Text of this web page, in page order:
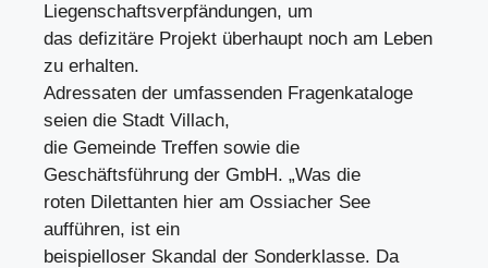
Liegenschaftsverpfändungen, um
das defizitäre Projekt überhaupt noch am Leben
zu erhalten.
Adressaten der umfassenden Fragenkataloge
seien die Stadt Villach,
die Gemeinde Treffen sowie die
Geschäftsführung der GmbH. „Was die
roten Dilettanten hier am Ossiacher See
aufführen, ist ein
beispielloser Skandal der Sonderklasse. Da